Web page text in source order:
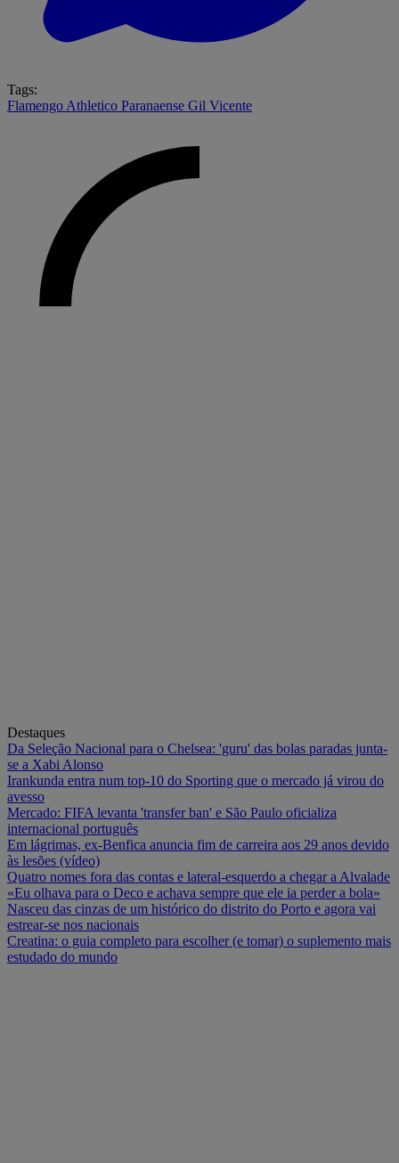
Tags:
Flamengo Athletico Paranaense Gil Vicente
Destaques
Da Seleção Nacional para o Chelsea: 'guru' das bolas paradas junta-
se a Xabi Alonso
Irankunda entra num top-10 do Sporting que o mercado já virou do
avesso
Mercado: FIFA levanta 'transfer ban' e São Paulo oficializa
internacional português
Em lágrimas, ex-Benfica anuncia fim de carreira aos 29 anos devido
às lesões (vídeo)
Quatro nomes fora das contas e lateral-esquerdo a chegar a Alvalade
«Eu olhava para o Deco e achava sempre que ele ia perder a bola»
Nasceu das cinzas de um histórico do distrito do Porto e agora vai
estrear-se nos nacionais
Creatina: o guia completo para escolher (e tomar) o suplemento mais
estudado do mundo